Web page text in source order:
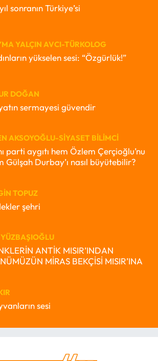
sonranın Türkiye’si
YALÇIN AVCI-TÜRKOLOG
yükselen sesi: “Özgürlük!”
DOĞAN
sermayesi güvendir
AKSOYOĞLU-SIYASET BILIMCI
parti aygıtı hem Özlem Çerçioğlu’nu
Gülşah Durbay’ı nasıl büyütebilir?
TOPUZ
şehri
ANTİK MISIR’INDAN
MİRAS BEKÇİSİ MISIR’INA
sesi